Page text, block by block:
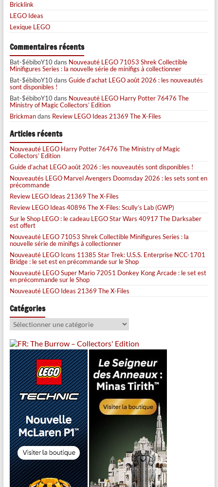
Bricklink
LEGO Ideas
Lexique LEGO
Commentaires récents
Bat-$ébiboY10dans Nouveauté LEGO 71053 Shrek Collectible
Minifigures Series : la nouvelle série de minifigs à collectionner
Bat-$ébiboY10dans Guide d’achat LEGO août 2026 : les nouveautés
sont disponibles !
Bat-$ébiboY10dans Nouveauté LEGO Harry Potter 76476 The
Ministry of Magic Collectors’ Edition
Brickmandans Review LEGO Ideas 21369 The X-Files
Articles récents
Nouveauté LEGO Harry Potter 76476 The Ministry of Magic
Collectors’ Edition
Guide d’achat LEGO août 2026 : les nouveautés sont disponibles !
Nouveautés LEGO Marvel Avengers Doomsday 2026 : les sets sont en
précommande
Review LEGO Ideas 21369 The X-Files
Review LEGO Ideas 40896 The X-Files: Scully’s Lab (GWP)
Sur le Shop LEGO : le cadeau LEGO Star Wars 40917 The Darksaber
est offert
Nouveauté LEGO 71053 Shrek Collectible Minifigures Series : la
nouvelle série de minifigs à collectionner
Nouveauté LEGO Icons 11385 Star Trek: U.S.S. Enterprise NCC-1701
Bridge : le set est en précommande sur le Shop
Nouveauté LEGO Super Mario 72051 Donkey Kong Arcade : le set est
en précommande sur le Shop
Nouveauté LEGO Ideas 21369 The X-Files
Catégories
Catégories